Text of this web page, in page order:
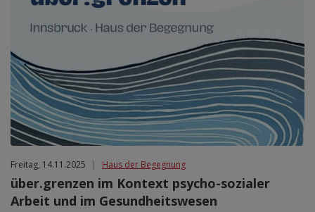
Freitag, 14.11.2025 | Haus der Begegnung
über.grenzen im Kontext psycho-sozialer
Arbeit und im Gesundheitswesen